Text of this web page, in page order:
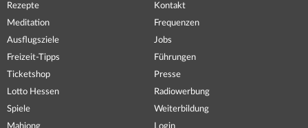
Rezepte
Meditation
Ausflugsziele
Freizeit-Tipps
Ticketshop
Lotto Hessen
Spiele
Mahjong
Kontakt
Frequenzen
Jobs
Führungen
Presse
Radiowerbung
Weiterbildung
Login